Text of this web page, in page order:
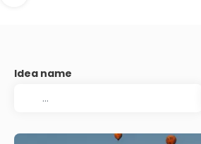
Idea name